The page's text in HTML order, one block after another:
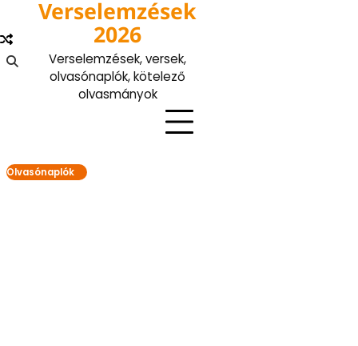
content
Verselemzések
2026
Verselemzések, versek,
olvasónaplók, kötelező
olvasmányok
Olvasónaplók